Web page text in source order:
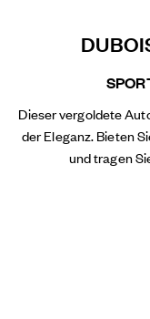
Dieser vergoldete
der Eleganz. Bieten
und tragen